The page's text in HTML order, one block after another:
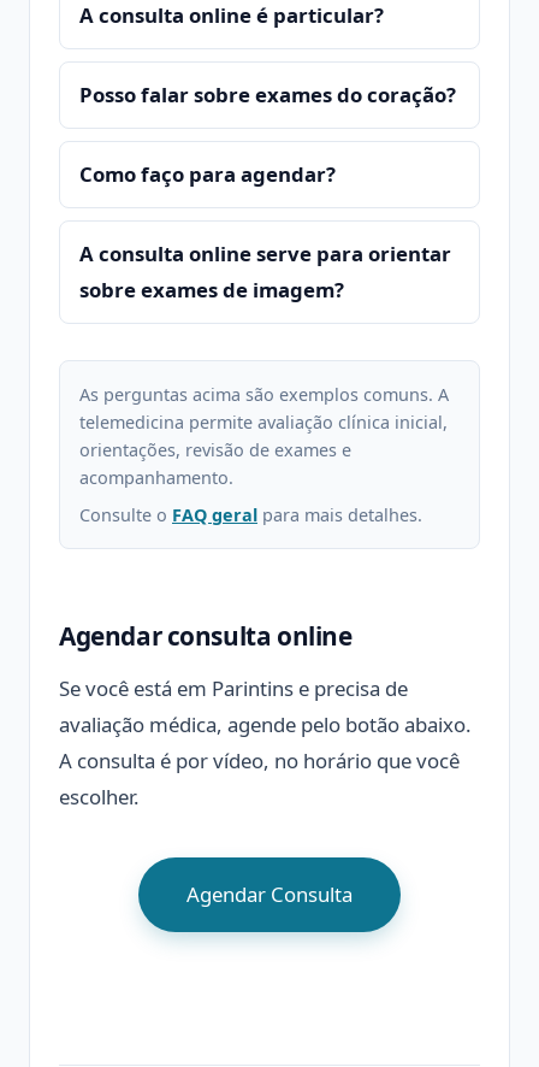
A consulta online é particular?
Posso falar sobre exames do coração?
Como faço para agendar?
A consulta online serve para orientar
sobre exames de imagem?
As perguntas acima são exemplos comuns. A
telemedicina permite avaliação clínica inicial,
orientações, revisão de exames e
acompanhamento.
Consulte o FAQ geral para mais detalhes.
Agendar consulta online
Se você está em Parintins e precisa de
avaliação médica, agende pelo botão abaixo.
A consulta é por vídeo, no horário que você
escolher.
Agendar Consulta